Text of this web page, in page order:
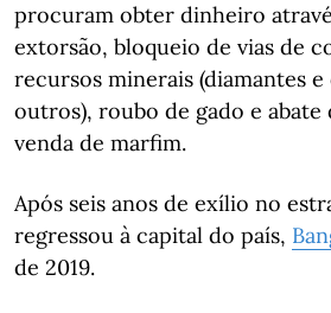
procuram obter dinheiro
extorsão, bloqueio de vias de
recursos minerais (diamantes
outros), roubo de gado e abate
venda de marfim.
Após seis anos de exílio no
regressou à capital do país,
de 2019.